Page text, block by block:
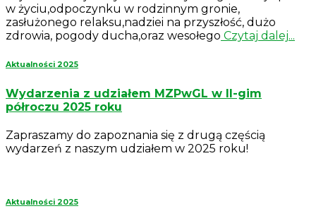
w życiu,odpoczynku w rodzinnym gronie,
zasłużonego relaksu,nadziei na przyszłość, dużo
zdrowia, pogody ducha,oraz wesołego Czytaj dalej...
Aktualności 2025
Wydarzenia z udziałem MZPwGL w II-gim
półroczu 2025 roku
Zapraszamy do zapoznania się z drugą częścią
wydarzeń z naszym udziałem w 2025 roku!
Aktualności 2025